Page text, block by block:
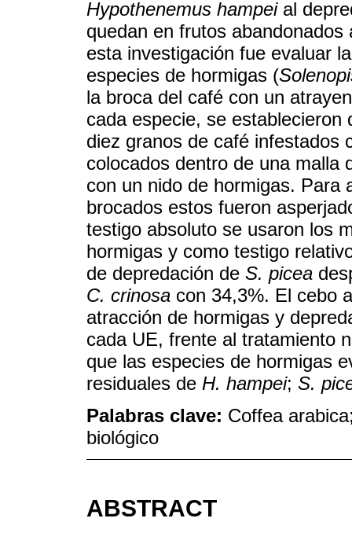
Hypothenemus hampeial
quedan en frutos
esta investigación fue evaluar
especies de hormigas (
la broca del café con un
cada especie, se
diez granos de café infestados
colocados dentro de una malla
con un nido de hormigas. Para
brocados estos fueron
testigo absoluto se usaron los
hormigas y como testigo
de depredación de S. picea
C. crinosa con 34,3%. El cebo
atracción de hormigas y
cada UE, frente al tratamiento
que las especies de hormigas
residuales de H. hampei; S.
Palabras clave: Coffea
biológico
ABSTRACT